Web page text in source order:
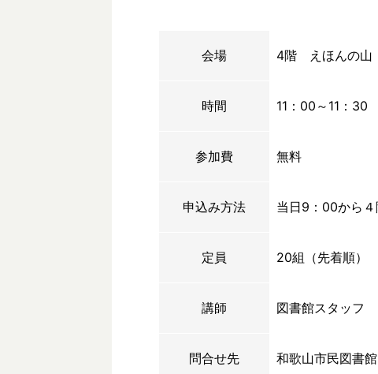
会場 4階 えほんの山
時間 11：00～11：30
参加費 無料
申込み方法 当日9：00から
定員 20組（先着順）
講師 図書館スタッフ
問合せ先 和歌山市民図書館